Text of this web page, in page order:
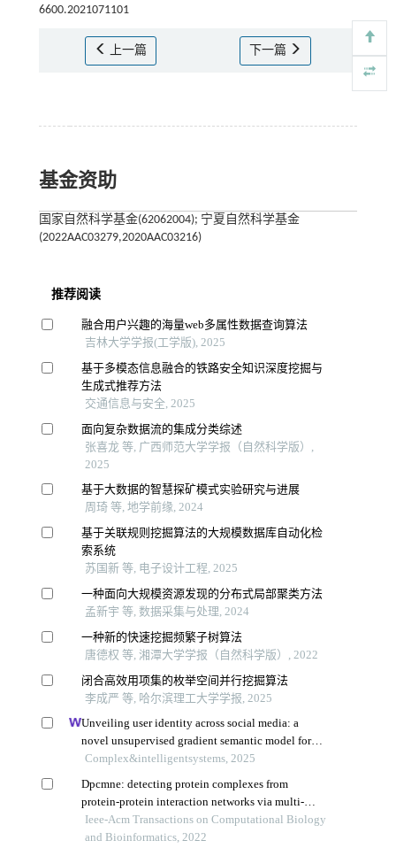
6600.2021071101
上一篇 下一篇
基金资助
国家自然科学基金(62062004); 宁夏自然科学基金
(2022AAC03279,2020AAC03216)